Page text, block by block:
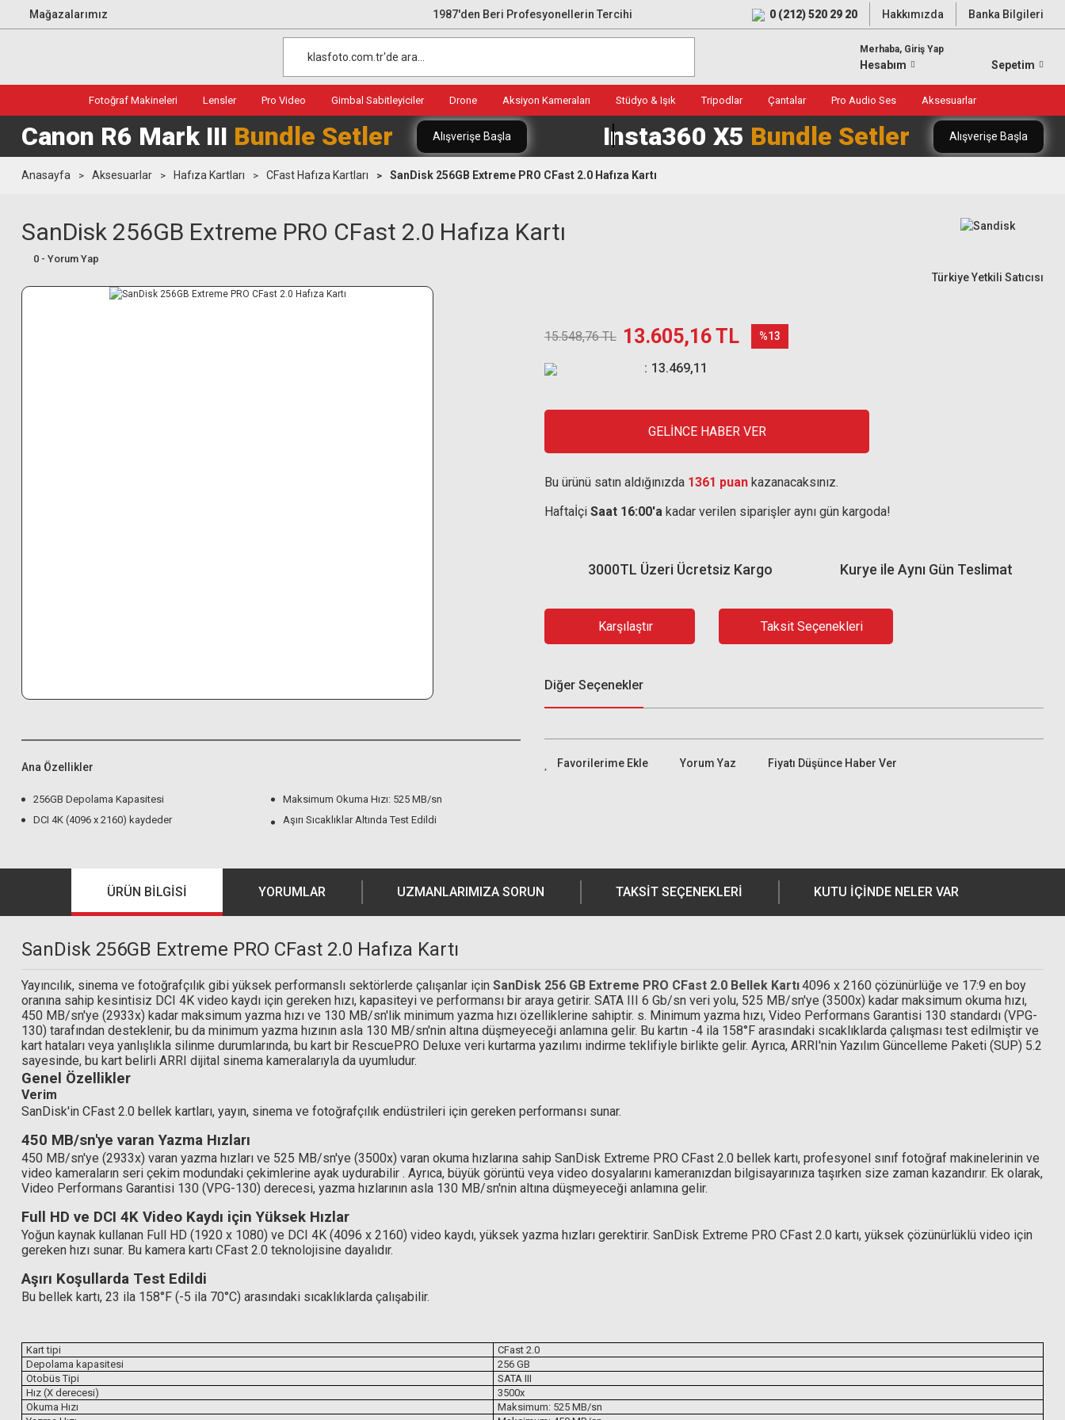
Mağazalarımız 1987'den Beri Profesyonellerin Tercihi 0 (212) 520 29 20 Hakkımızda Banka Bilgileri
Merhaba, Giriş Yap
Hesabım Sepetim
Fotoğraf Makineleri Lensler Pro Video Gimbal Sabitleyiciler Drone Aksiyon Kameraları Stüdyo & Işık Tripodlar Çantalar Pro Audio Ses Aksesuarlar
Canon R6 Mark III Bundle Setler Alışverişe Başla Insta360 X5 Bundle Setler Alışverişe Başla
Anasayfa Aksesuarlar Hafıza Kartları CFast Hafıza Kartları SanDisk 256GB Extreme PRO CFast 2.0 Hafıza Kartı
SanDisk 256GB Extreme PRO CFast 2.0 Hafıza Kartı
0 - Yorum Yap
Türkiye Yetkili Satıcısı
Ana Özellikler
256GB Depolama Kapasitesi
Maksimum Okuma Hızı: 525 MB/sn
DCI 4K (4096 x 2160) kaydeder
Aşırı Sıcaklıklar Altında Test Edildi
15.548,76 TL 13.605,16 TL %13
13.469,11
GELİNCE HABER VER
Bu ürünü satın aldığınızda 1361 puan kazanacaksınız.
Haftaİçi Saat 16:00'a kadar verilen siparişler aynı gün kargoda!
Kurye ile Aynı Gün Teslimat
3000TL Üzeri Ücretsiz Kargo
Karşılaştır Taksit Seçenekleri
Diğer Seçenekler
Yorum Yaz Fiyatı Düşünce Haber Ver
ÜRÜN BILGISI YORUMLAR UZMANLARIMIZA SORUN TAKSIT SEÇENEKLERI KUTU İÇİNDE NELER VAR
SanDisk 256GB Extreme PRO CFast 2.0 Hafıza Kartı
Yayıncılık, sinema ve fotoğrafçılık gibi yüksek performanslı sektörlerde çalışanlar için SanDisk 256 GB Extreme PRO CFast 2.0 Bellek Kartı4096 x 2160 çözünürlüğe ve 17:9 en boy
oranına sahip kesintisiz DCI 4K video kaydı için gereken hızı, kapasiteyi ve performansı bir araya getirir. SATA III 6 Gb/sn veri yolu, 525 MB/sn'ye (3500x) kadar maksimum okuma hızı,
450 MB/sn'ye (2933x) kadar maksimum yazma hızı ve 130 MB/sn'lik minimum yazma hızı özelliklerine sahiptir. s. Minimum yazma hızı, Video Performans Garantisi 130 standardı (VPG-
130) tarafından desteklenir, bu da minimum yazma hızının asla 130 MB/sn'nin altına düşmeyeceği anlamına gelir. Bu kartın -4 ila 158°F arasındaki sıcaklıklarda çalışması test edilmiştir ve
kart hataları veya yanlışlıkla silinme durumlarında, bu kart bir RescuePRO Deluxe veri kurtarma yazılımı indirme teklifiyle birlikte gelir. Ayrıca, ARRI'nin Yazılım Güncelleme Paketi (SUP) 5.2
sayesinde, bu kart belirli ARRI dijital sinema kameralarıyla da uyumludur.
Genel Özellikler
Verim
SanDisk'in CFast 2.0 bellek kartları, yayın, sinema ve fotoğrafçılık endüstrileri için gereken performansı sunar.
450 MB/sn'ye varan Yazma Hızları
450 MB/sn'ye (2933x) varan yazma hızları ve 525 MB/sn'ye (3500x) varan okuma hızlarına sahip SanDisk Extreme PRO CFast 2.0 bellek kartı, profesyonel sınıf fotoğraf makinelerinin ve
video kameraların seri çekim modundaki çekimlerine ayak uydurabilir . Ayrıca, büyük görüntü veya video dosyalarını kameranızdan bilgisayarınıza taşırken size zaman kazandırır. Ek olarak,
Video Performans Garantisi 130 (VPG-130) derecesi, yazma hızlarının asla 130 MB/sn'nin altına düşmeyeceği anlamına gelir.
Full HD ve DCI 4K Video Kaydı için Yüksek Hızlar
Yoğun kaynak kullanan Full HD (1920 x 1080) ve DCI 4K (4096 x 2160) video kaydı, yüksek yazma hızları gerektirir. SanDisk Extreme PRO CFast 2.0 kartı, yüksek çözünürlüklü video için
gereken hızı sunar. Bu kamera kartı CFast 2.0 teknolojisine dayalıdır.
Aşırı Koşullarda Test Edildi
Bu bellek kartı, 23 ila 158°F (-5 ila 70°C) arasındaki sıcaklıklarda çalışabilir.
Kart tipi
CFast 2.0
Depolama kapasitesi
256 GB
Otobüs Tipi
SATA III
Hız (X derecesi)
3500x
Okuma Hızı
Maksimum: 525 MB/sn